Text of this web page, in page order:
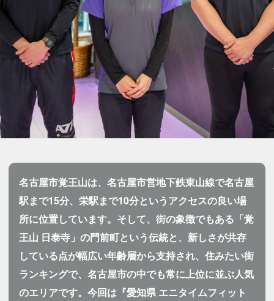
名古屋市覚王山は、名古屋市営地下鉄東山線で名古屋
駅まで15分、栄駅まで10分というアクセスの良い場
所に位置しています。そして、街の象徴でもある「覚
王山 日泰寺」の門前町という伝統と、新しさが共存
している点が幅広い年齢層から支持され、住みたい街
ランキングで、名古屋市の中でも常に上位に並ぶ人気
のエリアです。今回は『愛知県 エニタイムフィット